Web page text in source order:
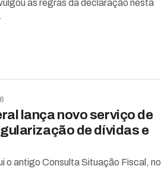
as regras da declaração nesta
lança novo serviço de
de dívidas e
o antigo Consulta Situação Fiscal, no